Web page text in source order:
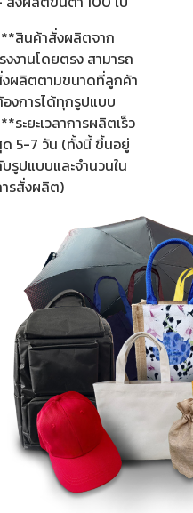
สินค้าสั่งผลิตจาก
งงานโดยตรง สามารถ
ผลิตตามขนาดที่ลูกค้า
งการได้ทุกรูปแบบ
ระยะเวลาการผลิตเร็ว
5-7 วัน (ทั้งนี้ ขึ้นอยู่
รูปแบบและจำนวนใน
รสั่งผลิต)